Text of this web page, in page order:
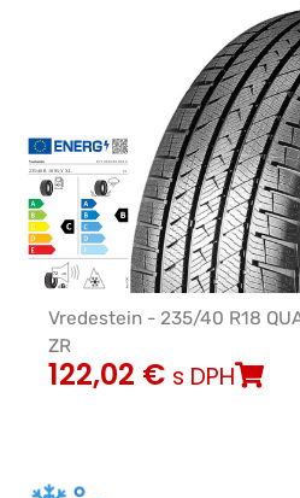
Vredestein - 235/40 R18
ZR
122,02 € s DPH